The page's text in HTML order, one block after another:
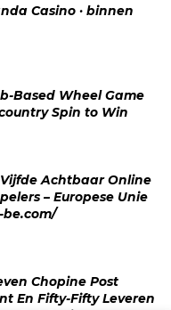
Casino · binnen
Based Wheel Game
Spin to Win
Achtbaar Online
– Europese Unie
be.com/
Chopine Post
En Fifty-Fifty Leveren